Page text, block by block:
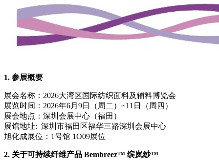
1. 参展概要
展会名称：2026大湾区国际纺织面料及辅料博览会
展览时间：2026年6月9日（周二）~11日（周四）
展会地点：深圳会展中心（福田）
展馆地址: 深圳市福田区福华三路深圳会展中心
旭化成展位： 1号馆 1O09展位
2. 关于可持续纤维产品 Bembreez™ 缤岚纱™